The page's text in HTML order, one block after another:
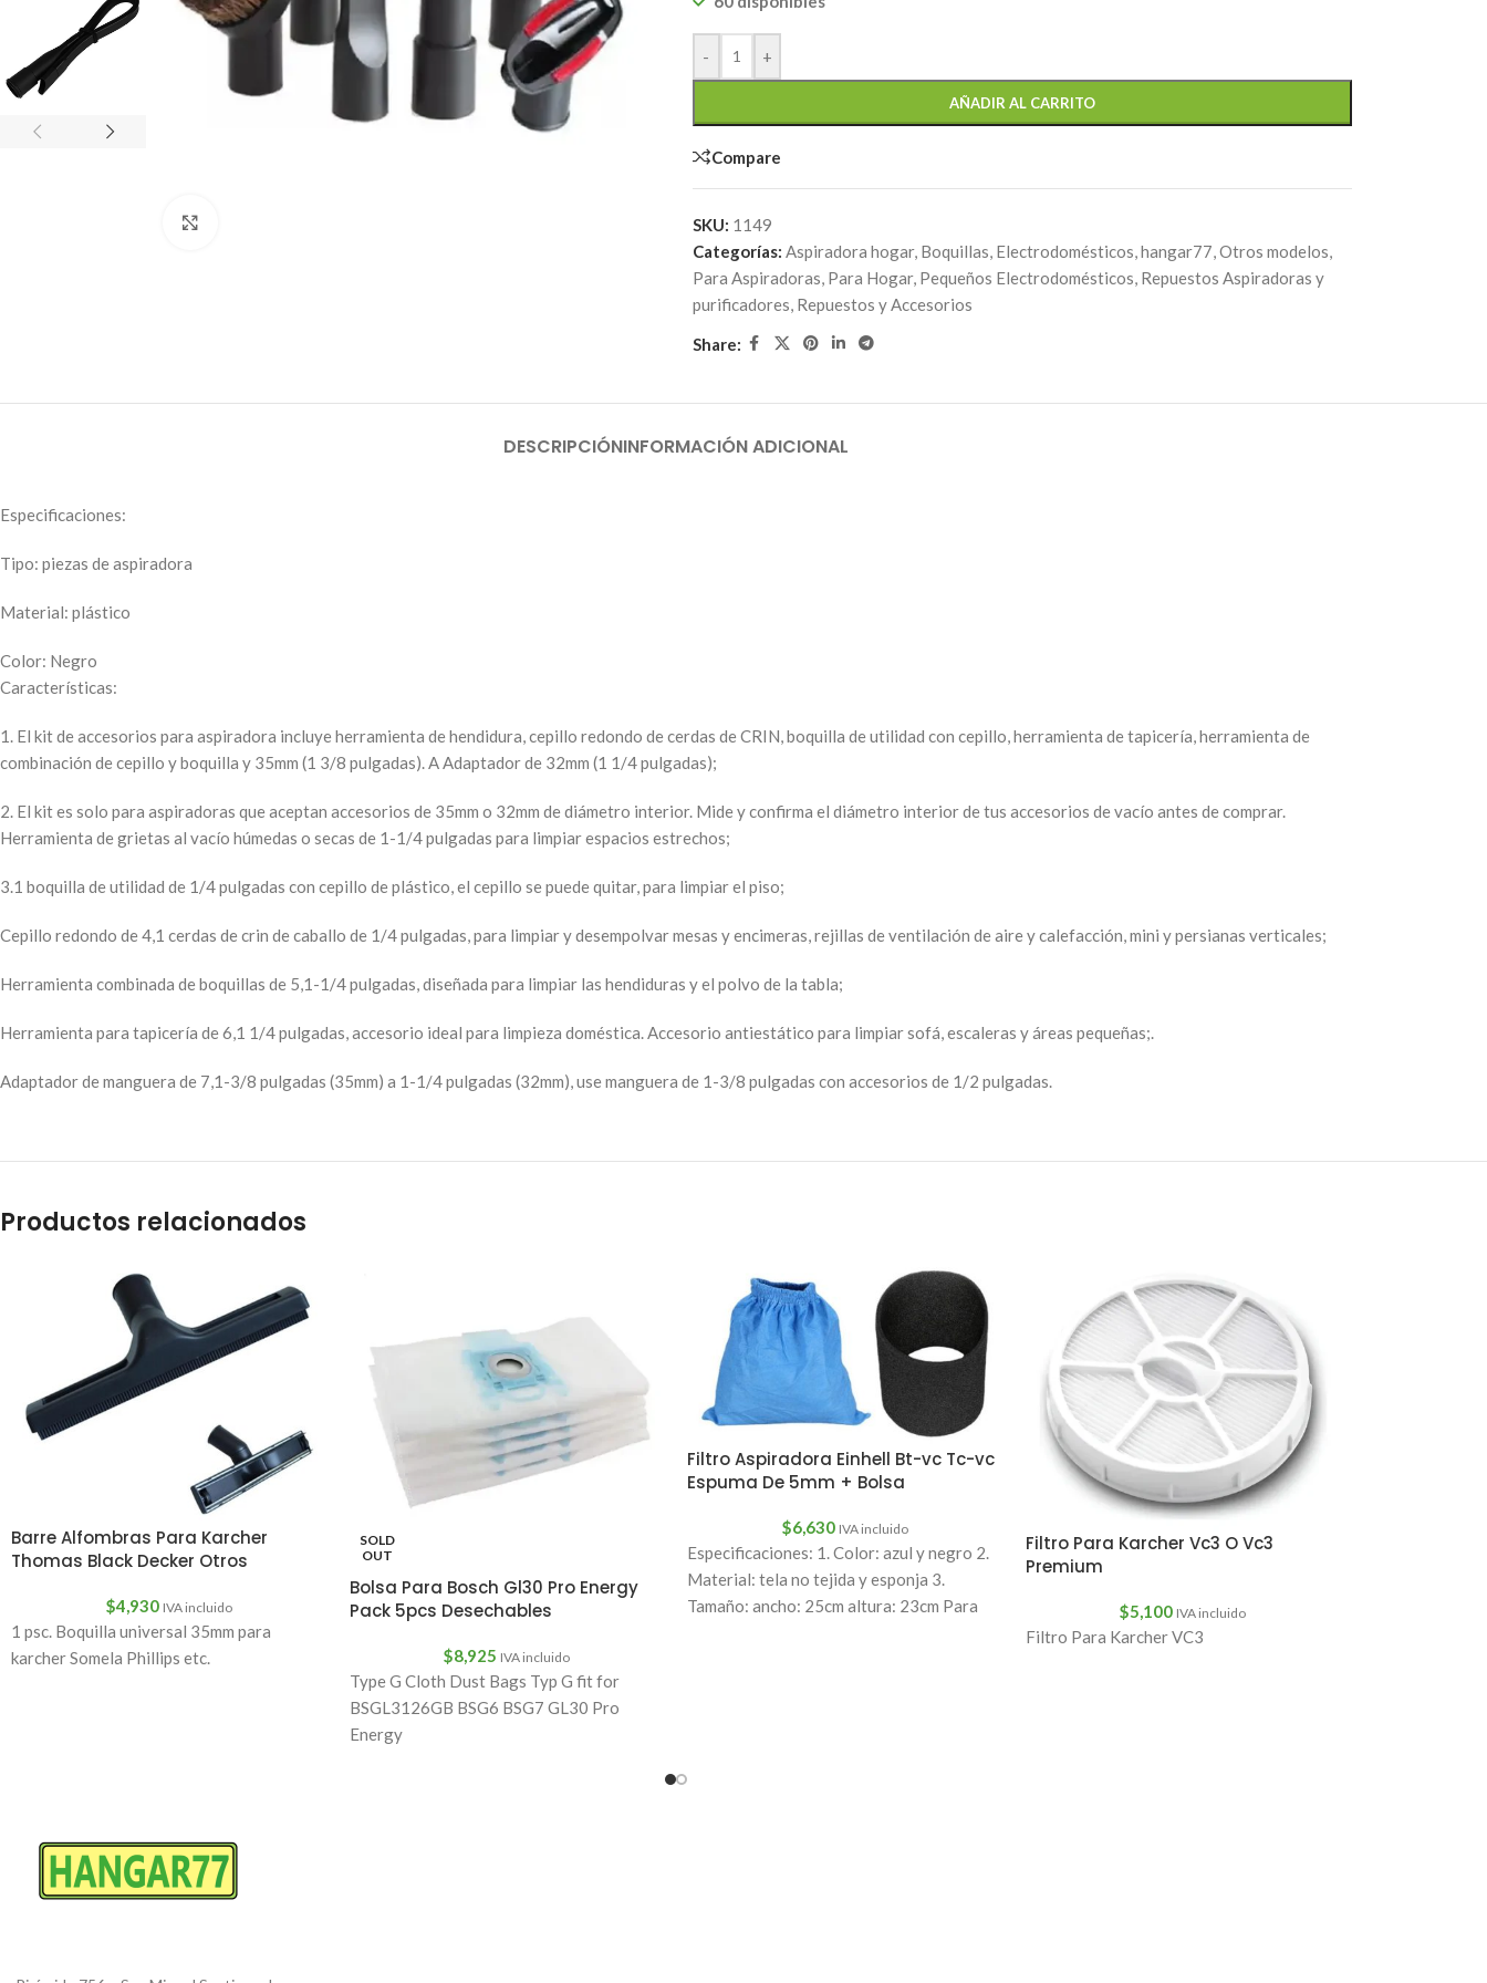
- +
AÑADIR AL CARRITO
Compare
SKU: 1149
Categorías: Aspiradora hogar, Boquillas, Electrodomésticos,hangar77,Otros modelos,
Para Aspiradoras, Para Hogar, Pequeños Electrodomésticos, Repuestos Aspiradoras y
purificadores, Repuestos y Accesorios
Share:
DESCRIPCIÓNINFORMACIÓN ADICIONAL
Especificaciones:
Tipo: piezas de aspiradora
Material: plástico
Color: Negro
Características:
1. El kit de accesorios para aspiradora incluye herramienta de hendidura, cepillo redondo de cerdas de CRIN, boquilla de utilidad con cepillo, herramienta de tapicería, herramienta de
combinación de cepillo y boquilla y 35mm (1 3/8 pulgadas). A Adaptador de 32mm (1 1/4 pulgadas);
2. El kit es solo para aspiradoras que aceptan accesorios de 35mm o 32mm de diámetro interior. Mide y confirma el diámetro interior de tus accesorios de vacío antes de comprar.
Herramienta de grietas al vacío húmedas o secas de 1-1/4 pulgadas para limpiar espacios estrechos;
3.1 boquilla de utilidad de 1/4 pulgadas con cepillo de plástico, el cepillo se puede quitar, para limpiar el piso;
Cepillo redondo de 4,1 cerdas de crin de caballo de 1/4 pulgadas, para limpiar y desempolvar mesas y encimeras, rejillas de ventilación de aire y calefacción, mini y persianas verticales;
Herramienta combinada de boquillas de 5,1-1/4 pulgadas, diseñada para limpiar las hendiduras y el polvo de la tabla;
Herramienta para tapicería de 6,1 1/4 pulgadas, accesorio ideal para limpieza doméstica. Accesorio antiestático para limpiar sofá, escaleras y áreas pequeñas;.
Adaptador de manguera de 7,1-3/8 pulgadas (35mm) a 1-1/4 pulgadas (32mm), use manguera de 1-3/8 pulgadas con accesorios de 1/2 pulgadas.
Productos relacionados
Barre Alfombras Para Karcher
Thomas Black Decker Otros
$4,930 IVA incluido
1 psc. Boquilla universal 35mm para
karcher Somela Phillips etc.
SOLD
OUT
Bolsa Para Bosch Gl30 Pro Energy
Pack 5pcs Desechables
$8,925 IVA incluido
Type G Cloth Dust Bags Typ G fit for
BSGL3126GB BSG6 BSG7 GL30 Pro
Energy
Filtro Aspiradora Einhell Bt-vc Tc-vc
Espuma De 5mm + Bolsa
$6,630 IVA incluido
Especificaciones: 1. Color: azul y negro 2.
Material: tela no tejida y esponja 3.
Tamaño: ancho: 25cm altura: 23cm Para
Filtro Para Karcher Vc3 O Vc3
Premium
$5,100 IVA incluido
Filtro Para Karcher VC3